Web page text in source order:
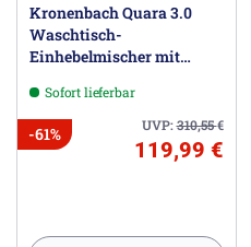
Kronenbach Quara 3.0
Waschtisch-
Einhebelmischer mit
Sofort lieferbar
UVP:310,55€
-61%
119,99 €